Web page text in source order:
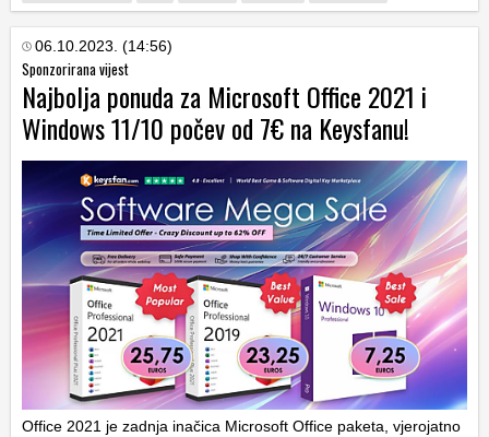
06.10.2023. (14:56)
Sponzorirana vijest
Najbolja ponuda za Microsoft Office 2021 i
Windows 11/10 počev od 7€ na Keysfanu!
Office 2021 je zadnja inačica Microsoft Office paketa, vjerojatno